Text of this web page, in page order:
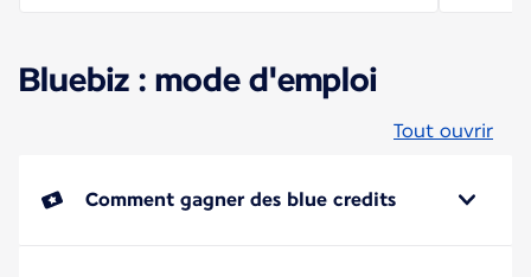
Bluebiz : mode d'emploi
Tout ouvrir
Comment gagner des blue credits